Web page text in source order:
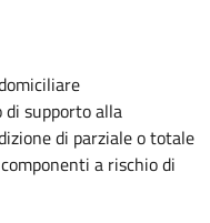
di supporto alla
di parziale o totale
a rischio di